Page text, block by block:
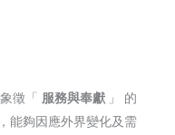
徵「 服務與奉獻 」 的
能夠因應外界變化及需